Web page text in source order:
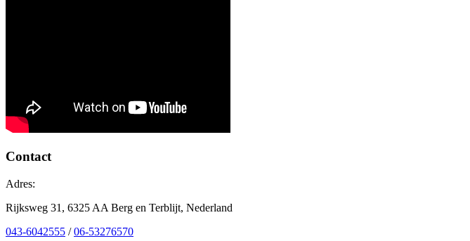
Contact
Adres:
Rijksweg 31, 6325 AA Berg en Terblijt, Nederland
043-6042555 /06-53276570